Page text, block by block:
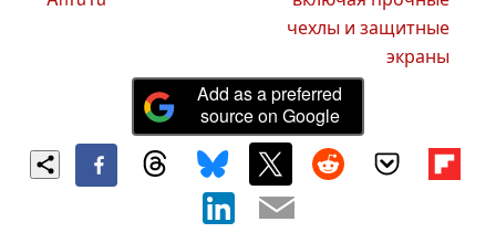
чехлы и защитные
экраны
Add as a preferred
source on Google